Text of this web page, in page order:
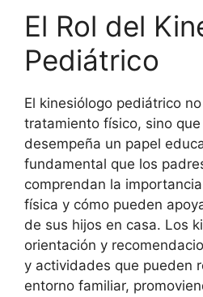
El Rol del
Pediátrico
El kinesiólogo pediátrico
tratamiento físico, sino
desempeña un papel
fundamental que los
comprendan la
física y cómo pueden
de sus hijos en casa. Los
orientación y
y actividades que pueden
entorno familiar,